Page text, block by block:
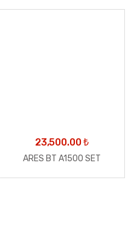
23,500.00₺
ARES BT A1500 SET